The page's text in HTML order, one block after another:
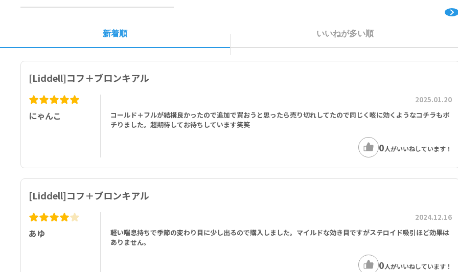
新着順 いいねが多い順
[Liddell]コフ＋ブロンキアル
にゃんこ
2025.01.20
コールド＋フルが結構良かったので追加で買おうと思ったら売り切れしてたので同じく咳に効くようなコチラもポ
チりました。超期待してお待ちしています笑笑
0人がいいねしています！
[Liddell]コフ＋ブロンキアル
あゆ
2024.12.16
軽い喘息持ちで季節の変わり目に少し出るので購入しました。マイルドな効き目ですがステロイド吸引ほど効果は
ありません。
0人がいいねしています！